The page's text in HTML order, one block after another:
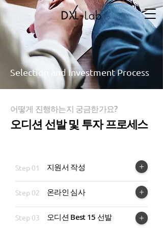
Selection and Investment Process
어떻게 진행하는지 궁금한가요?
오디션 선발 및 투자 프로세스
지원서 작성
온라인 심사
오디션 Best 15 선발
+
+
+
Step 01
Step 02
Step 03